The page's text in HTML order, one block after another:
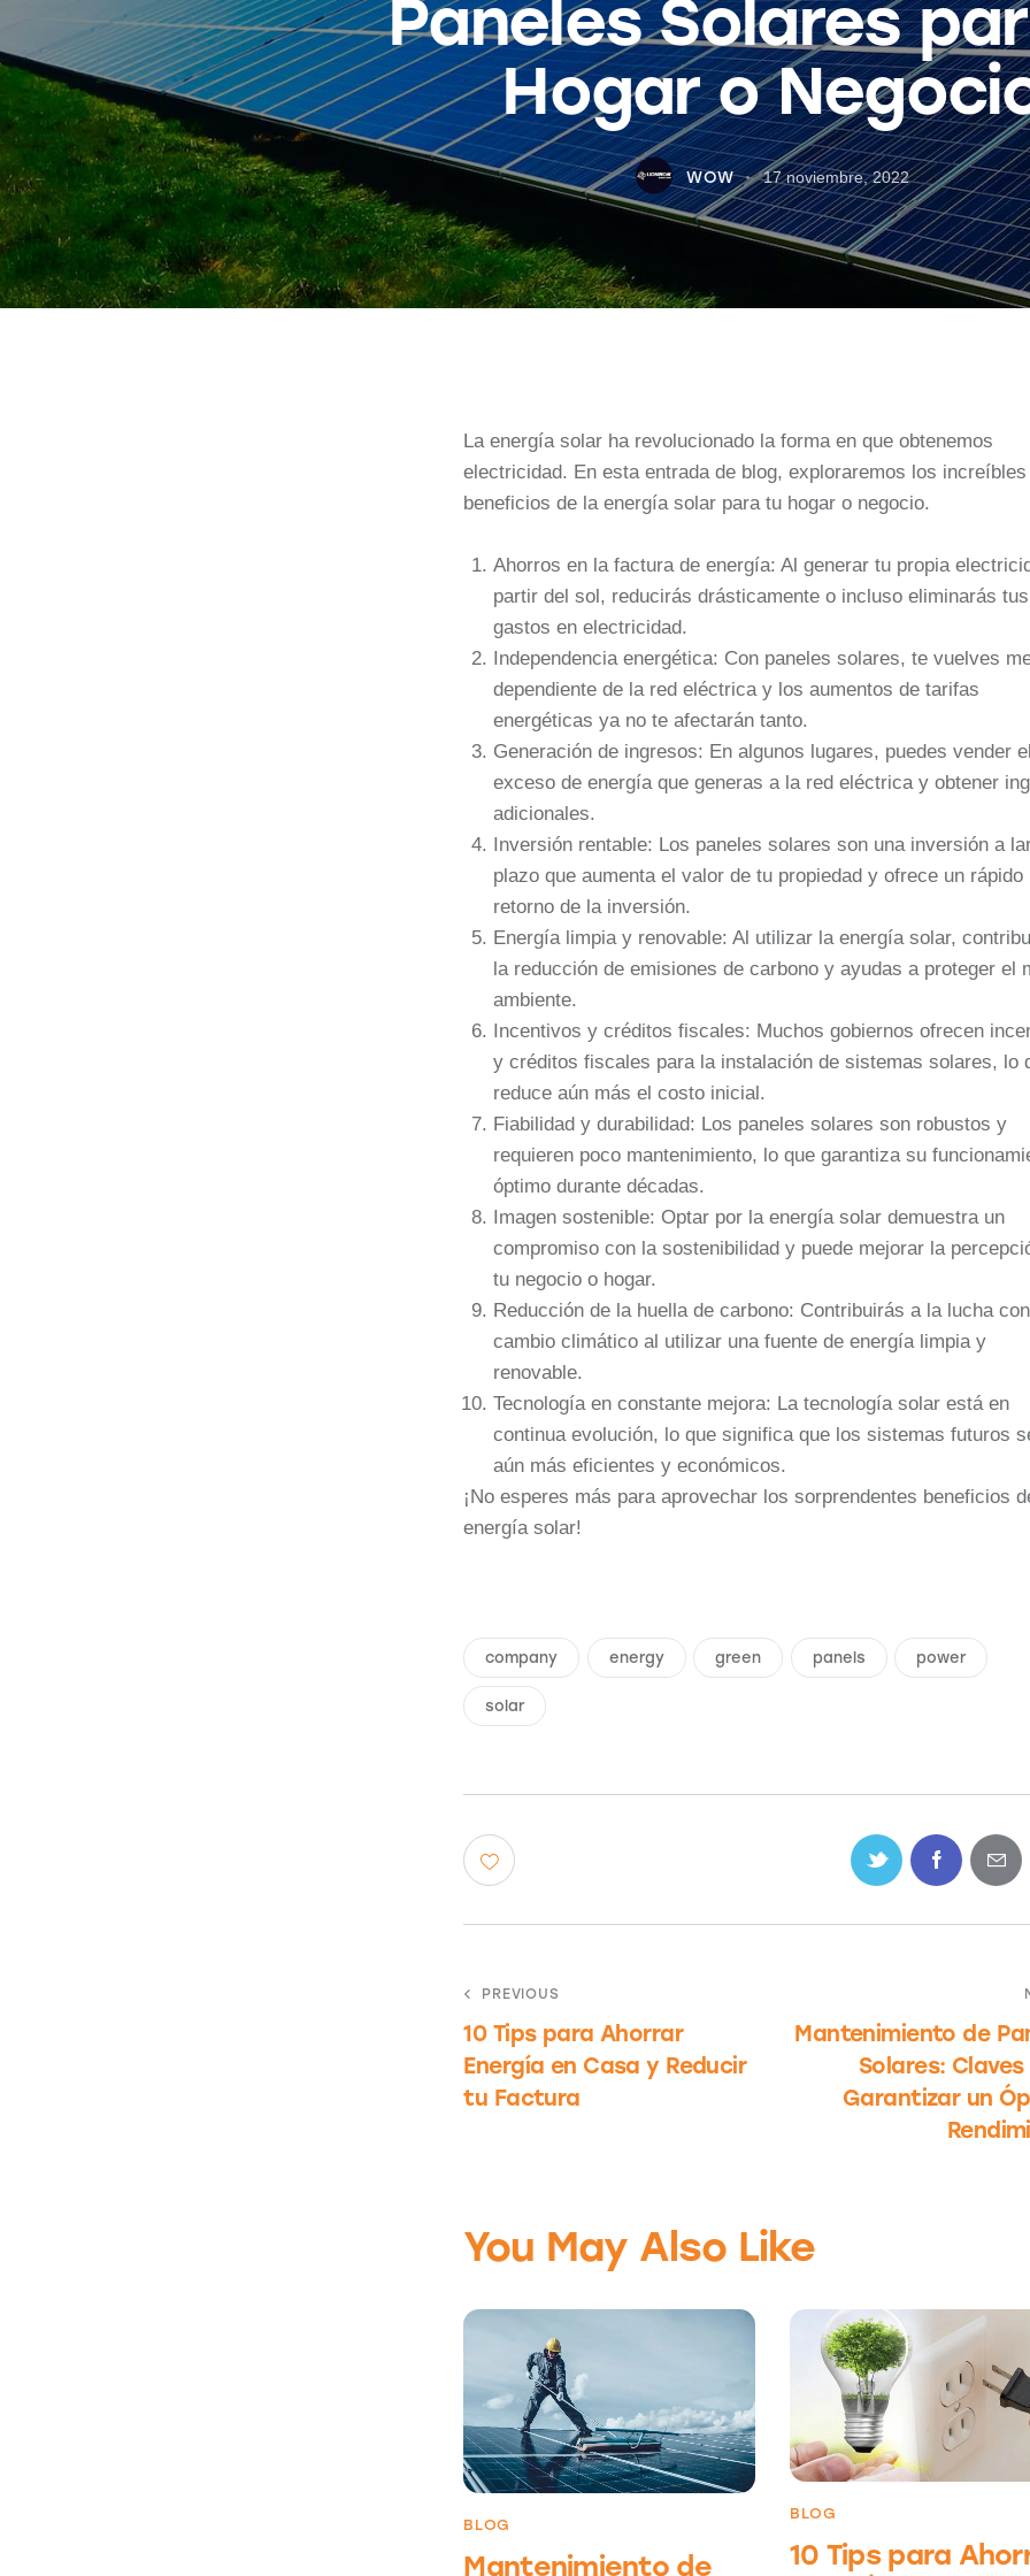
Paneles Solares
Hogar o
WOW 17 noviembre, 2022
La energía solar ha revolucionado la forma en que obtenemos
electricidad. En esta entrada de blog, exploraremos los increíbles
beneficios de la energía solar para tu hogar o negocio.
Ahorros en la factura de energía: Al generar tu propia
partir del sol, reducirás drásticamente o incluso eliminarás tus
gastos en electricidad.
Independencia energética: Con paneles solares, te vuelves
dependiente de la red eléctrica y los aumentos de tarifas
energéticas ya no te afectarán tanto.
Generación de ingresos: En algunos lugares, puedes vender el
exceso de energía que generas a la red eléctrica y obtener
adicionales.
Inversión rentable: Los paneles solares son una inversión a
plazo que aumenta el valor de tu propiedad y ofrece un rápido
retorno de la inversión.
Energía limpia y renovable: Al utilizar la energía solar,
la reducción de emisiones de carbono y ayudas a proteger el
ambiente.
Incentivos y créditos fiscales: Muchos gobiernos ofrecen
y créditos fiscales para la instalación de sistemas solares, lo
reduce aún más el costo inicial.
Fiabilidad y durabilidad: Los paneles solares son robustos y
requieren poco mantenimiento, lo que garantiza su
óptimo durante décadas.
Imagen sostenible: Optar por la energía solar demuestra un
compromiso con la sostenibilidad y puede mejorar la
tu negocio o hogar.
Reducción de la huella de carbono: Contribuirás a la lucha
cambio climático al utilizar una fuente de energía limpia y
renovable.
Tecnología en constante mejora: La tecnología solar está en
continua evolución, lo que significa que los sistemas futuros
aún más eficientes y económicos.
¡No esperes más para aprovechar los sorprendentes beneficios
energía solar!
company energy green panels power
solar
PREVIOUS
10 Tips para Ahorrar
Energía en Casa y Reducir
tu Factura
Mantenimiento de
Solares:
Garantizar un
You May Also Like
BLOG
Mantenimiento de
BLOG
10 Tips para